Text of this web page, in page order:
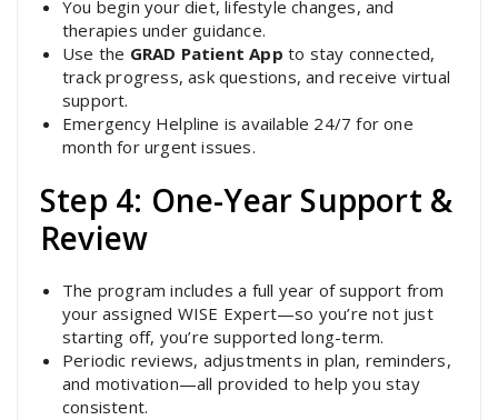
You begin your diet, lifestyle changes, and
therapies under guidance.
Use the GRAD Patient App to stay connected,
track progress, ask questions, and receive virtual
support.
Emergency Helpline is available 24/7 for one
month for urgent issues.
Step 4: One-Year Support &
Review
The program includes a full year of support from
your assigned WISE Expert—so you’re not just
starting off, you’re supported long-term.
Periodic reviews, adjustments in plan, reminders,
and motivation—all provided to help you stay
consistent.